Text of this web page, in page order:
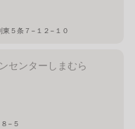
東５条７−１２−１０
センターしまむら
−５